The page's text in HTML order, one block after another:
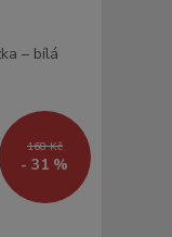
168 Kč
- 31 %